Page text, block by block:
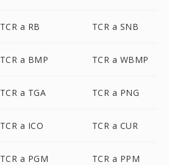
TCR a RB TCR a SNB
TCR a BMP TCR a WBMP
TCR a TGA TCR a PNG
TCR a ICO TCR a CUR
TCR a PGM TCR a PPM